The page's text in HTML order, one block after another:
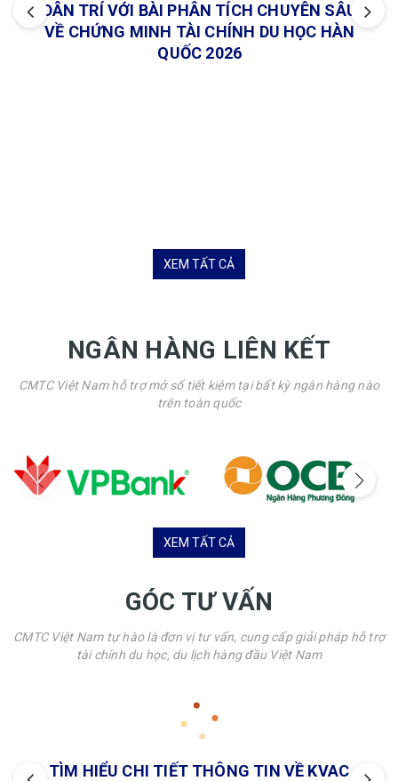
DÂN TRÍ VỚI BÀI PHÂN TÍCH CHUYÊN SÂU
VỀ CHỨNG MINH TÀI CHÍNH DU HỌC HÀN
QUỐC 2026
XEM TẤT CẢ
NGÂN HÀNG LIÊN KẾT
CMTC Việt Nam hỗ trợ mở sổ tiết kiệm tại bất kỳ ngân hàng nào
trên toàn quốc
XEM TẤT CẢ
GÓC TƯ VẤN
CMTC Việt Nam tự hào là đơn vị tư vấn, cung cấp giải pháp hỗ trợ
tài chính du học, du lịch hàng đầu Việt Nam
TÌM HIỂU CHI TIẾT THÔNG TIN VỀ KVAC